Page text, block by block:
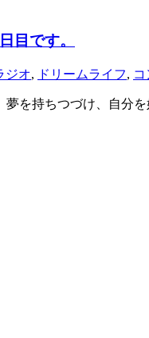
目です。
ジオ, ドリームライフ, コ
を持ちつづけ、自分